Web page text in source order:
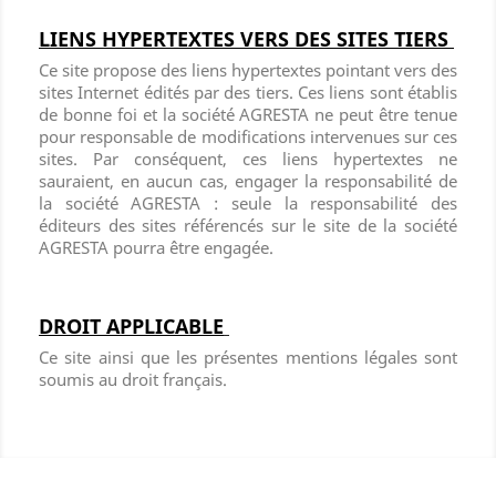
LIENS HYPERTEXTES VERS DES SITES TIERS
Ce site propose des liens hypertextes pointant vers des
sites Internet édités par des tiers. Ces liens sont établis
de bonne foi et la société AGRESTA ne peut être tenue
pour responsable de modifications intervenues sur ces
sites. Par conséquent, ces liens hypertextes ne
sauraient, en aucun cas, engager la responsabilité de
la société AGRESTA : seule la responsabilité des
éditeurs des sites référencés sur le site de la société
AGRESTA pourra être engagée.
DROIT APPLICABLE
Ce site ainsi que les présentes mentions légales sont
soumis au droit français.